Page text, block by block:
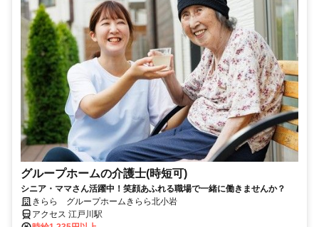
グループホームの介護士(時短可)
シニア・ママさん活躍中！笑顔あふれる職場で一緒に働きませんか？
きらら グループホームきらら北小岩
アクセス 江戸川駅